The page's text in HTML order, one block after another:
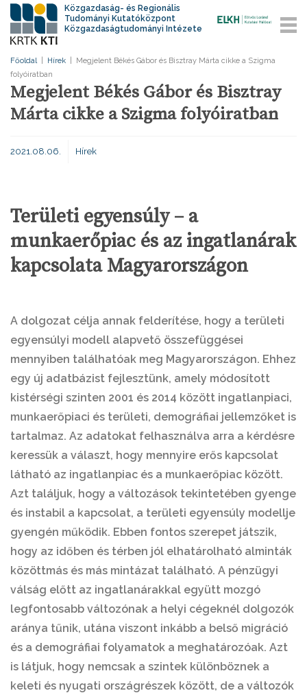
Közgazdaság- és Regionális
Tudományi Kutatóközpont
Közgazdaságtudományi Intézete
Főoldal Hírek
Megjelent Békés Gábor és Bisztray Márta cikke a Szigma
folyóiratban
Megjelent Békés Gábor és Bisztray
Márta cikke a Szigma folyóiratban
2021.08.06. Hírek
Területi egyensúly – a
munkaerőpiac és az ingatlanárak
kapcsolata Magyarországon
A dolgozat célja annak felderítése, hogy a területi
egyensúlyi modell alapvető összefüggései
mennyiben találhatóak meg Magyarországon. Ehhez
egy új adatbázist fejlesztünk, amely módosított
kistérségi szinten 2001 és 2014 között ingatlanpiaci,
munkaerőpiaci és területi, demográfiai jellemzőket is
tartalmaz. Az adatokat felhasználva arra a kérdésre
keressük a választ, hogy mennyire erős kapcsolat
látható az ingatlanpiac és a munkaerőpiac között.
Azt találjuk, hogy a változások tekintetében gyenge
és instabil a kapcsolat, a területi egyensúly modellje
gyengén működik. Ebben fontos szerepet játszik,
hogy az időben és térben jól elhatárolható alminták
közöttmás és más mintázat található. A pénzügyi
válság előtt az ingatlanárakkal együtt mozgó
legfontosabb változónak a helyi cégeknél dolgozók
aránya tűnik, utána viszont inkább a belső migráció
és a demográfiai folyamatok a meghatározóak. Azt
is látjuk, hogy nemcsak a szintek különböznek a
keleti és nyugati országrészek között, de a változók